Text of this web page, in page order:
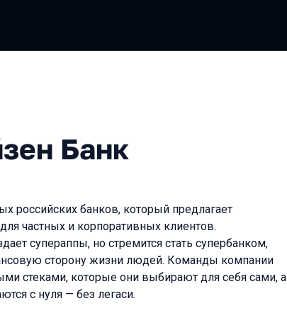
Банк
российских банков, который предлагает
частных и корпоративных клиентов.
супераппы, но стремится стать супербанком,
сторону жизни людей. Команды компании
стеками, которые они выбирают для себя сами, а
с нуля — без легаси.